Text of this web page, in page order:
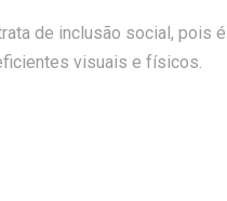
de inclusão social, pois é
visuais e físicos.